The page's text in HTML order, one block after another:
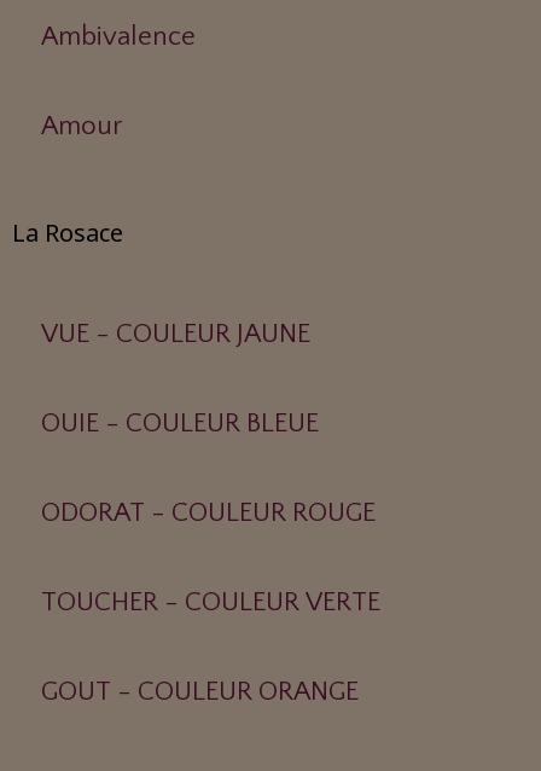
Ambivalence
Amour
La Rosace
VUE - COULEUR JAUNE
OUIE - COULEUR BLEUE
ODORAT - COULEUR ROUGE
TOUCHER - COULEUR VERTE
GOUT - COULEUR ORANGE